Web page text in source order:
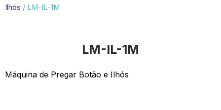
Ilhós / LM-IL-1M
LM-IL-1M
Máquina de Pregar Botão e Ilhós